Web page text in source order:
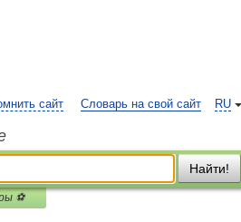
RU
сайт Словарь на свой сайт
Найти!
⚽